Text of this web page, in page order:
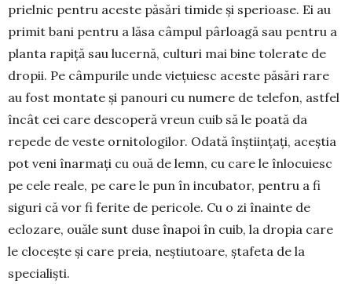
prielnic pentru aceste păsări timide și sperioase. Ei au
primit bani pentru a lăsa câmpul pârloagă sau pentru a
planta rapiţă sau lucernă, culturi mai bine tolerate de
dropii. Pe câmpurile unde viețuiesc aceste păsări rare
au fost montate și panouri cu numere de telefon, astfel
încât cei care desco­peră vreun cuib să le poată da
repede de veste ornitologilor. Odată înștiin­țați, aceștia
pot veni înarmați cu ouă de lemn, cu care le înlocuiesc
pe cele reale, pe care le pun în incubator, pen­tru a fi
siguri că vor fi ferite de pericole. Cu o zi înainte de
eclozare, ouăle sunt duse înapoi în cuib, la dro­pia care
le clocește și care preia, ne­știutoare, ștafeta de la
specialiști.